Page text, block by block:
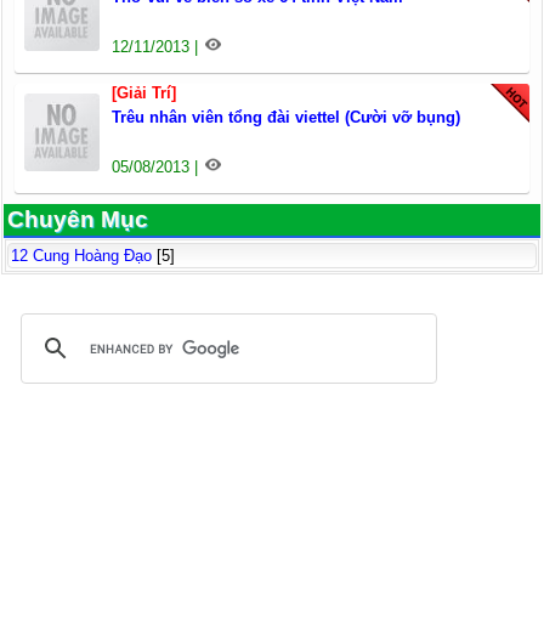
12/11/2013 |
[Giải Trí]
Trêu nhân viên tổng đài viettel (Cười vỡ bụng)
05/08/2013 |
Chuyên Mục
12 Cung Hoàng Đạo [5]